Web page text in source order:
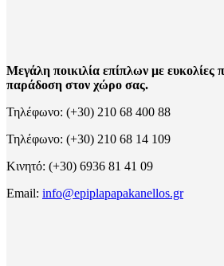
Μεγάλη ποικιλία επίπλων με ευκολίες
παράδοση στον χώρο σας.
Τηλέφωνο: (+30) 210 68 400 88
Τηλέφωνο: (+30) 210 68 14 109
Κινητό: (+30) 6936 81 41 09
Email: info@epiplapapakanellos.gr